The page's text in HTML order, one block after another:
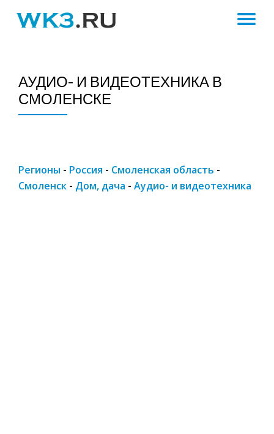
АУДИО- И ВИДЕОТЕХНИКА В
СМОЛЕНСКЕ
Регионы - Россия - Смоленская область -
Смоленск - Дом, дача - Аудио- и видеотехника